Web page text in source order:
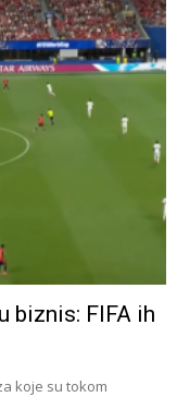
biznis: FIFA ih
koje su tokom